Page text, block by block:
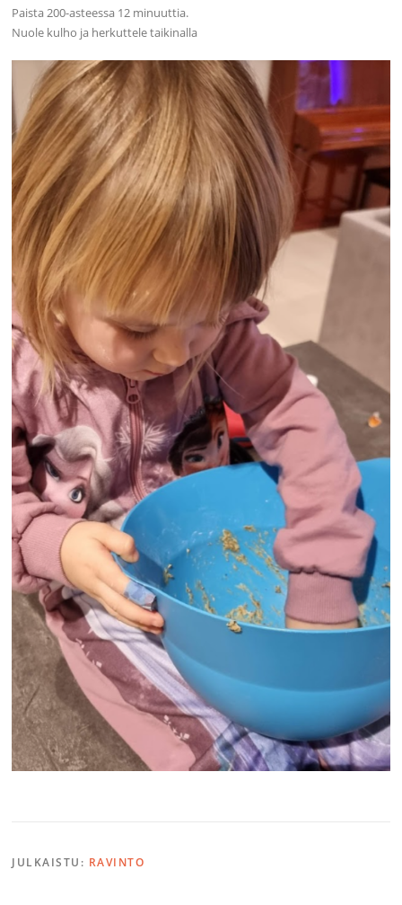
Paista 200-asteessa 12 minuuttia.
Nuole kulho ja herkuttele taikinalla
JULKAISTU: RAVINTO